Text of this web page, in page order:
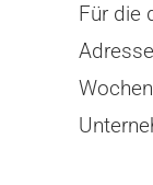
Für die